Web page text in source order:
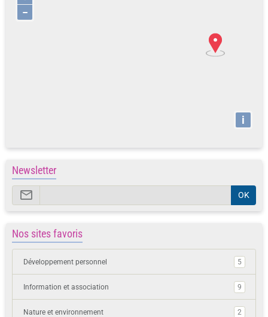
−
i
Newsletter
OK
Nos sites favoris
Développement personnel 5
Information et association 9
Nature et environnement 2